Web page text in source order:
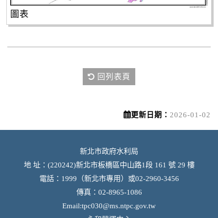
圖表
回列表頁
更新日期： 2026-01-02
新北市政府水利局
地 址：(220242)新北市板橋區中山路1段 161 號 29 樓
電話：1999（新北市專用）或02-2960-3456
傳真：02-8965-1086
Email:tpc030@ms.ntpc.gov.tw